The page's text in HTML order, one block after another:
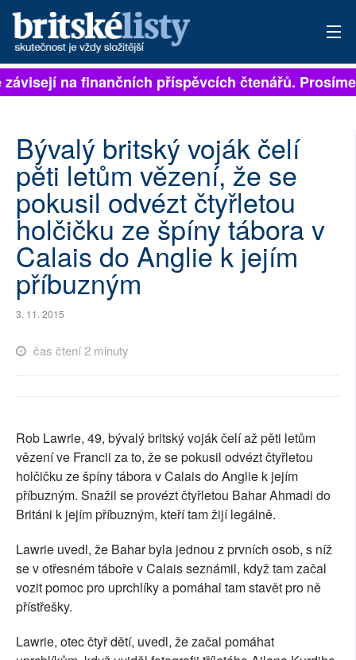
PŘIHLÁSIT
ARCHIV
ROZHOVORY
TÉMATA
NEJČTENĚJŠÍ ZA 7 DNÍ
AUTOŘI
PLNÁ VERZE STRÁNEK
na finančních příspěvcích čtenářů.
Bývalý britský voják čelí
pěti letům vězení, že se
pokusil odvézt čtyřletou
holčičku ze špíny tábora v
Calais do Anglie k jejím
příbuzným
3. 11. 2015
čas čtení 2 minuty
Rob Lawrie, 49, bývalý britský voják čelí až pěti letům
vězení ve Francii za to, že se pokusil odvézt čtyřletou
holčičku ze špíny tábora v Calais do Anglie k jejím
příbuzným. Snažil se provézt čtyřletou Bahar Ahmadi do
Británi k jejím příbuzným, kteří tam žijí legálně.
Lawrie uvedl, že Bahar byla jednou z prvních osob, s níž
se v otřesném táboře v Calais seznámil, když tam začal
vozit pomoc pro uprchlíky a pomáhal tam stavět pro ně
přístřešky.
Lawrie, otec čtyř dětí, uvedl, že začal pomáhat